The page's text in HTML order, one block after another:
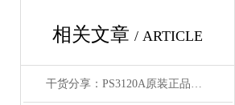
相关文章 / ARTICLE
干货分享：PS3120A原装正品使用中的那些常见故障与解决技巧